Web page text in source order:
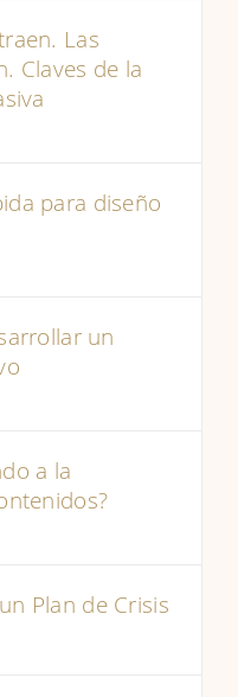
Las
Claves de la
para diseño
un
a la
Plan de Crisis